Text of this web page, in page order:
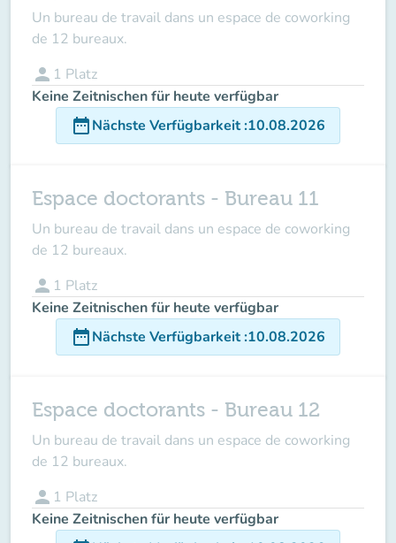
Un bureau de travail dans un espace de coworking
de 12 bureaux.
person 1 Platz
Keine Zeitnischen für heute verfügbar
date_rangeNächste Verfügbarkeit:10.08.2026
Espace doctorants - Bureau 11
Un bureau de travail dans un espace de coworking
de 12 bureaux.
person 1 Platz
Keine Zeitnischen für heute verfügbar
date_rangeNächste Verfügbarkeit:10.08.2026
Espace doctorants - Bureau 12
Un bureau de travail dans un espace de coworking
de 12 bureaux.
person 1 Platz
Keine Zeitnischen für heute verfügbar